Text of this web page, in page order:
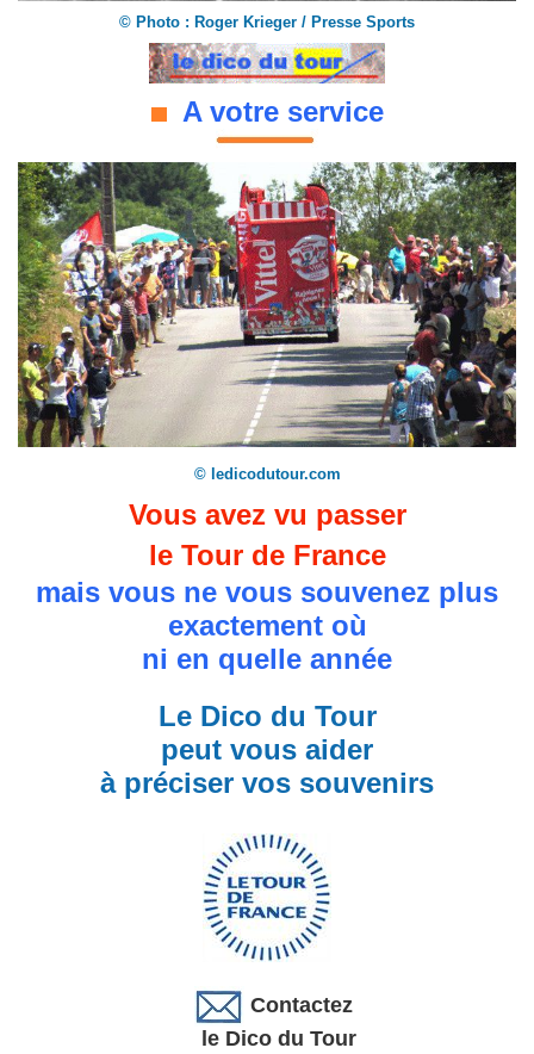
© Photo : Roger Krieger / Presse Sports
A votre service
© ledicodutour.com
Vous avez vu passer
le Tour de France
mais vous ne vous souvenez plus
exactement où
ni en quelle année
Le Dico du Tour
peut vous aider
à préciser vos souvenirs
Contactez
le Dico du Tour